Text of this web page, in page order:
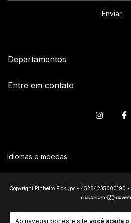
Ao navegar por este site você aceita
Departamentos
Entre em contato
Idiomas e moedas
Copyright Pinheiro Pickups - 45284235000190 -